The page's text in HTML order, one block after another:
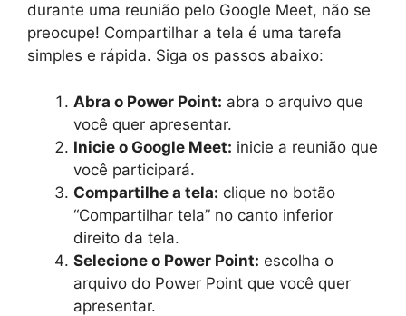
durante uma reunião pelo Google Meet, não se
preocupe! Compartilhar a tela é uma tarefa
simples e rápida. Siga os passos abaixo:
Abra o Power Point: abra o arquivo que
você quer apresentar.
Inicie o Google Meet: inicie a reunião que
você participará.
Compartilhe a tela: clique no botão
“Compartilhar tela” no canto inferior
direito da tela.
Selecione o Power Point: escolha o
arquivo do Power Point que você quer
apresentar.